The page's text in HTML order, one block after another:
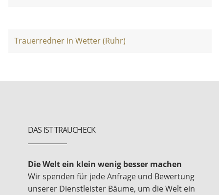
Trauerredner in Wetter (Ruhr)
DAS IST TRAUCHECK
Die Welt ein klein wenig besser machen
Wir spenden für jede Anfrage und Bewertung
unserer Dienstleister Bäume, um die Welt ein